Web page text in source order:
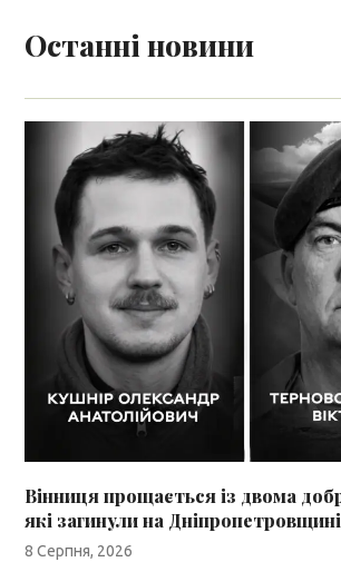
Останні новини
Вінниця прощається із двома
які загинули на Дніпропетровщині
8 Серпня, 2026